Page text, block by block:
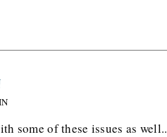
some of these issues as well..